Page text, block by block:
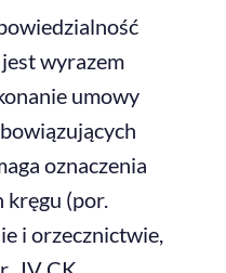
wyrazem
umowy
oznaczenia
kręgu (por.
i orzecznictwie,